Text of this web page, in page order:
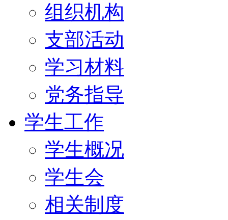
组织机构
支部活动
学习材料
党务指导
学生工作
学生概况
学生会
相关制度